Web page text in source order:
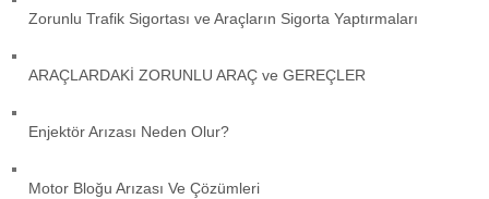
Zorunlu Trafik Sigortası ve Araçların Sigorta Yaptırmaları
ARAÇLARDAKİ ZORUNLU ARAÇ ve GEREÇLER
Enjektör Arızası Neden Olur?
Motor Bloğu Arızası Ve Çözümleri